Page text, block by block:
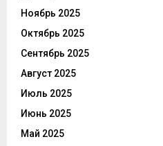
Ноябрь 2025
Октябрь 2025
Сентябрь 2025
Август 2025
Июль 2025
Июнь 2025
Май 2025